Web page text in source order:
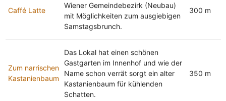
Caffé Latte
Wiener Gemeindebezirk (Neubau)
mit Möglichkeiten zum ausgiebigen
Samstagsbrunch.
300 m
Zum narrischen
Kastanienbaum
Das Lokal hat einen schönen
Gastgarten im Innenhof und wie der
Name schon verrät sorgt ein alter
Kastanienbaum für kühlenden
Schatten.
350 m